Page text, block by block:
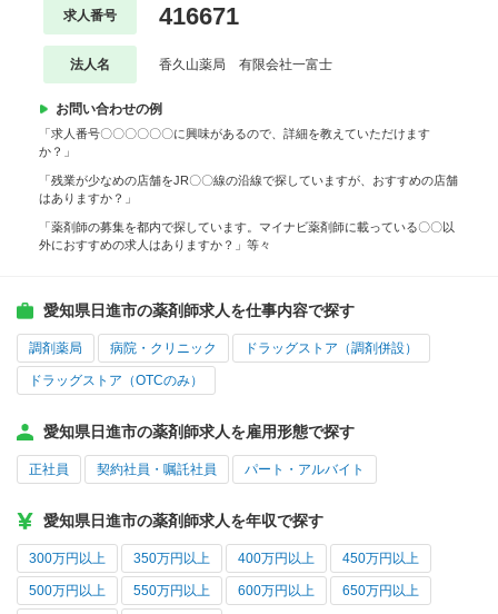
求人番号 416671
法人名 香久山薬局 有限会社一富士
お問い合わせの例
「求人番号〇〇〇〇〇〇に興味があるので、詳細を教えていただけます
か？」
「残業が少なめの店舗をJR〇〇線の沿線で探していますが、おすすめの店舗
はありますか？」
「薬剤師の募集を都内で探しています。マイナビ薬剤師に載っている〇〇以
外におすすめの求人はありますか？」等々
愛知県日進市の薬剤師求人を仕事内容で探す
調剤薬局 病院・クリニック ドラッグストア（調剤併設）
ドラッグストア（OTCのみ）
愛知県日進市の薬剤師求人を雇用形態で探す
正社員 契約社員・嘱託社員 パート・アルバイト
愛知県日進市の薬剤師求人を年収で探す
300万円以上 350万円以上 400万円以上 450万円以上
500万円以上 550万円以上 600万円以上 650万円以上